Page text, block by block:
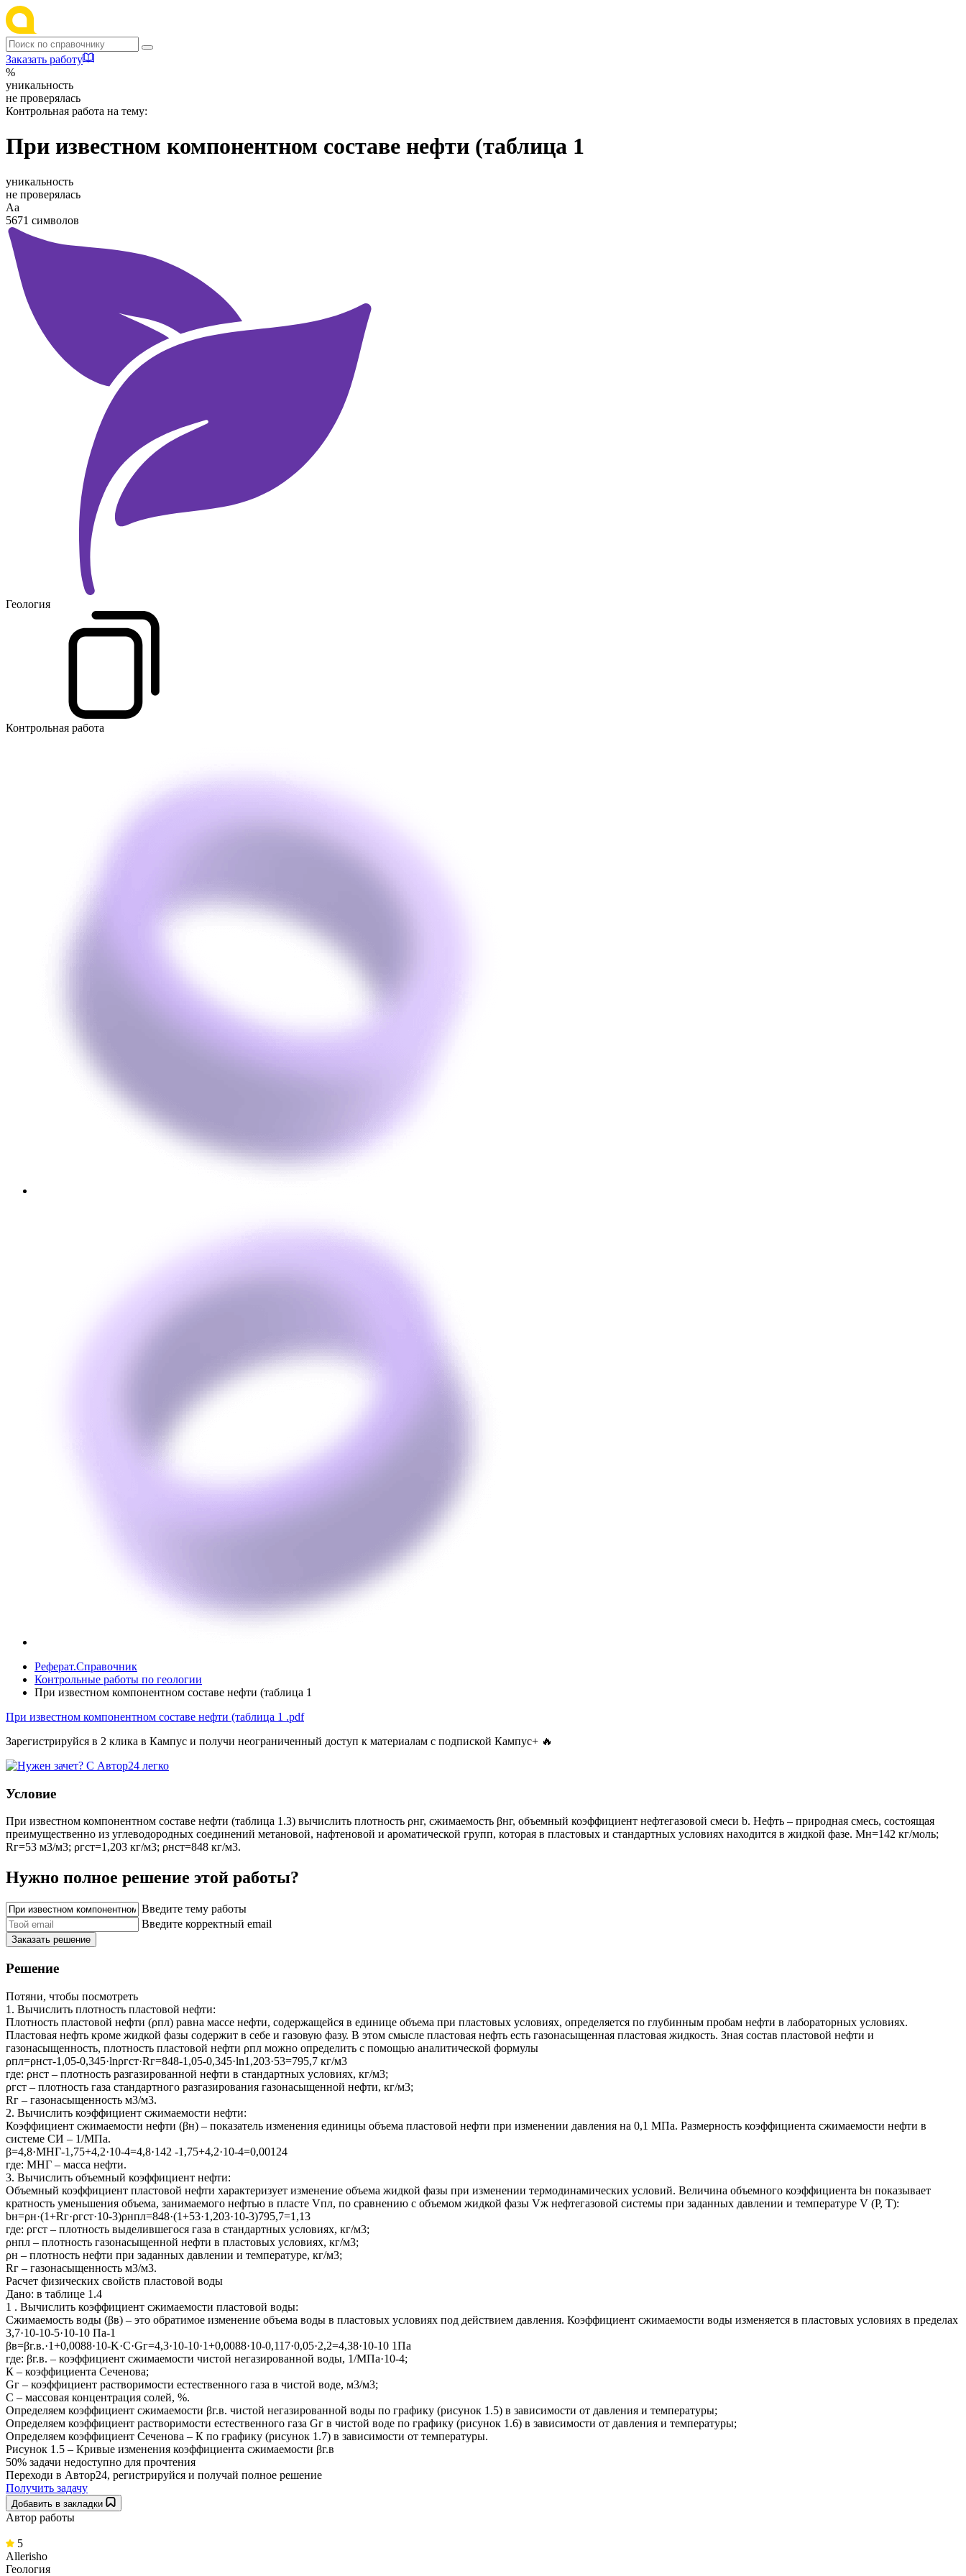
Заказать работу
%
уникальность
не проверялась
Контрольная работа на тему:
При известном компонентном составе нефти (таблица 1
уникальность
не проверялась
Аа
5671 символов
Геология
Контрольная работа
Реферат.Справочник
Контрольные работы по геологии
При известном компонентном составе нефти (таблица 1
При известном компонентном составе нефти (таблица 1 .pdf
Зарегистрируйся в 2 клика в Кампус и получи неограниченный доступ к материалам с подпиской Кампус+ 🔥
Условие
При известном компонентном составе нефти (таблица 1.3) вычислить плотность ρнг, сжимаемость βнг, объемный коэффициент нефтегазовой смеси b. Нефть – природная смесь, состоящая
преимущественно из углеводородных соединений метановой, нафтеновой и ароматической групп, которая в пластовых и стандартных условиях находится в жидкой фазе. Mн=142 кг/моль;
Rг=53 м3/м3; ρгст=1,203 кг/м3; ρнст=848 кг/м3.
Нужно полное решение этой работы?
Введите тему работы
Введите корректный email
Заказать решение
Решение
Потяни, чтобы посмотреть
1. Вычислить плотность пластовой нефти:
Плотность пластовой нефти (ρпл) равна массе нефти, содержащейся в единице объема при пластовых условиях, определяется по глубинным пробам нефти в лабораторных условиях.
Пластовая нефть кроме жидкой фазы содержит в себе и газовую фазу. В этом смысле пластовая нефть есть газонасыщенная пластовая жидкость. Зная состав пластовой нефти и
газонасыщенность, плотность пластовой нефти ρпл можно определить с помощью аналитической формулы
ρпл=ρнст-1,05-0,345·lnρгст·Rг=848-1,05-0,345·ln1,203·53=795,7 кг/м3
где: ρнст – плотность разгазированной нефти в стандартных условиях, кг/м3;
ρгст – плотность газа стандартного разгазирования газонасыщенной нефти, кг/м3;
Rг – газонасыщенность м3/м3.
2. Вычислить коэффициент сжимаемости нефти:
Коэффициент сжимаемости нефти (βн) – показатель изменения единицы объема пластовой нефти при изменении давления на 0,1 МПа. Размерность коэффициента сжимаемости нефти в
системе СИ – 1/МПа.
β=4,8·MНГ-1,75+4,2·10-4=4,8·142 -1,75+4,2·10-4=0,00124
где: MНГ – масса нефти.
3. Вычислить объемный коэффициент нефти:
Объемный коэффициент пластовой нефти характеризует изменение объема жидкой фазы при изменении термодинамических условий. Величина объемного коэффициента bн показывает
кратность уменьшения объема, занимаемого нефтью в пласте Vпл, по сравнению с объемом жидкой фазы Vж нефтегазовой системы при заданных давлении и температуре V (P, T):
bн=ρн·(1+Rг·ρгст·10-3)ρнпл=848·(1+53·1,203·10-3)795,7=1,13
где: ρгст – плотность выделившегося газа в стандартных условиях, кг/м3;
ρнпл – плотность газонасыщенной нефти в пластовых условиях, кг/м3;
ρн – плотность нефти при заданных давлении и температуре, кг/м3;
Rг – газонасыщенность м3/м3.
Расчет физических свойств пластовой воды
Дано: в таблице 1.4
1 . Вычислить коэффициент сжимаемости пластовой воды:
Сжимаемость воды (βв) – это обратимое изменение объема воды в пластовых условиях под действием давления. Коэффициент сжимаемости воды изменяется в пластовых условиях в пределах
3,7·10-10-5·10-10 Па-1
βв=βг.в.·1+0,0088·10-K·C·Gг=4,3·10-10·1+0,0088·10-0,117·0,05·2,2=4,38·10-10 1Па
где: βг.в. – коэффициент сжимаемости чистой негазированной воды, 1/МПа·10-4;
К – коэффициента Сеченова;
Gг – коэффициент растворимости естественного газа в чистой воде, м3/м3;
C – массовая концентрация солей, %.
Определяем коэффициент сжимаемости βг.в. чистой негазированной воды по графику (рисунок 1.5) в зависимости от давления и температуры;
Определяем коэффициент растворимости естественного газа Gг в чистой воде по графику (рисунок 1.6) в зависимости от давления и температуры;
Определяем коэффициент Сеченова – К по графику (рисунок 1.7) в зависимости от температуры.
Рисунок 1.5 – Кривые изменения коэффициента сжимаемости βг.в
50% задачи недоступно для прочтения
Переходи в Автор24, регистрируйся и получай полное решение
Получить задачу
Добавить в закладки
Автор работы
5
Allerisho
Геология